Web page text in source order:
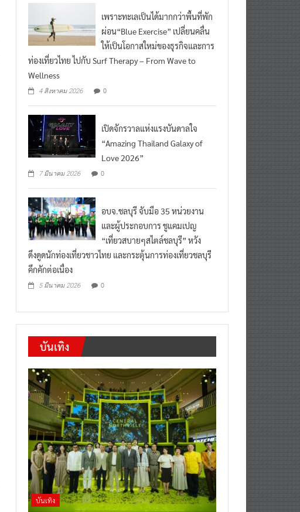
ผ่อน“Blue Exercise” เปลี่ยนคลื่น
ให้เป็นโอกาสใหม่ของธุรกิจและการ
ท่องเที่ยวไทย ไปกับ Surf Therapy – From Wave to
Wellness
“Amazing Thailand Galaxy of
Love 2026”
0
และผู้ประกอบการ ชูแคมเปญ
“เที่ยวสบายๆสไตล์ชลบุรี” หวัง
ดึงดูดนักท่องเที่ยวชาวไทย และกระตุ้นการท่องเที่ยวชลบุรี
คึกคักต่อเนื่อง
บันเทิง
บันเทิง